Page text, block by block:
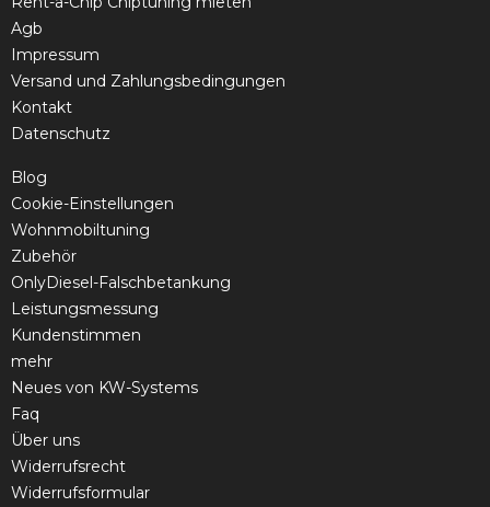
Agb
Impressum
Versand und Zahlungsbedingungen
Kontakt
Datenschutz
Blog
Cookie-Einstellungen
Wohnmobiltuning
Zubehör
OnlyDiesel-Falschbetankung
Leistungsmessung
Kundenstimmen
mehr
Neues von KW-Systems
Faq
Über uns
Widerrufsrecht
Widerrufsformular